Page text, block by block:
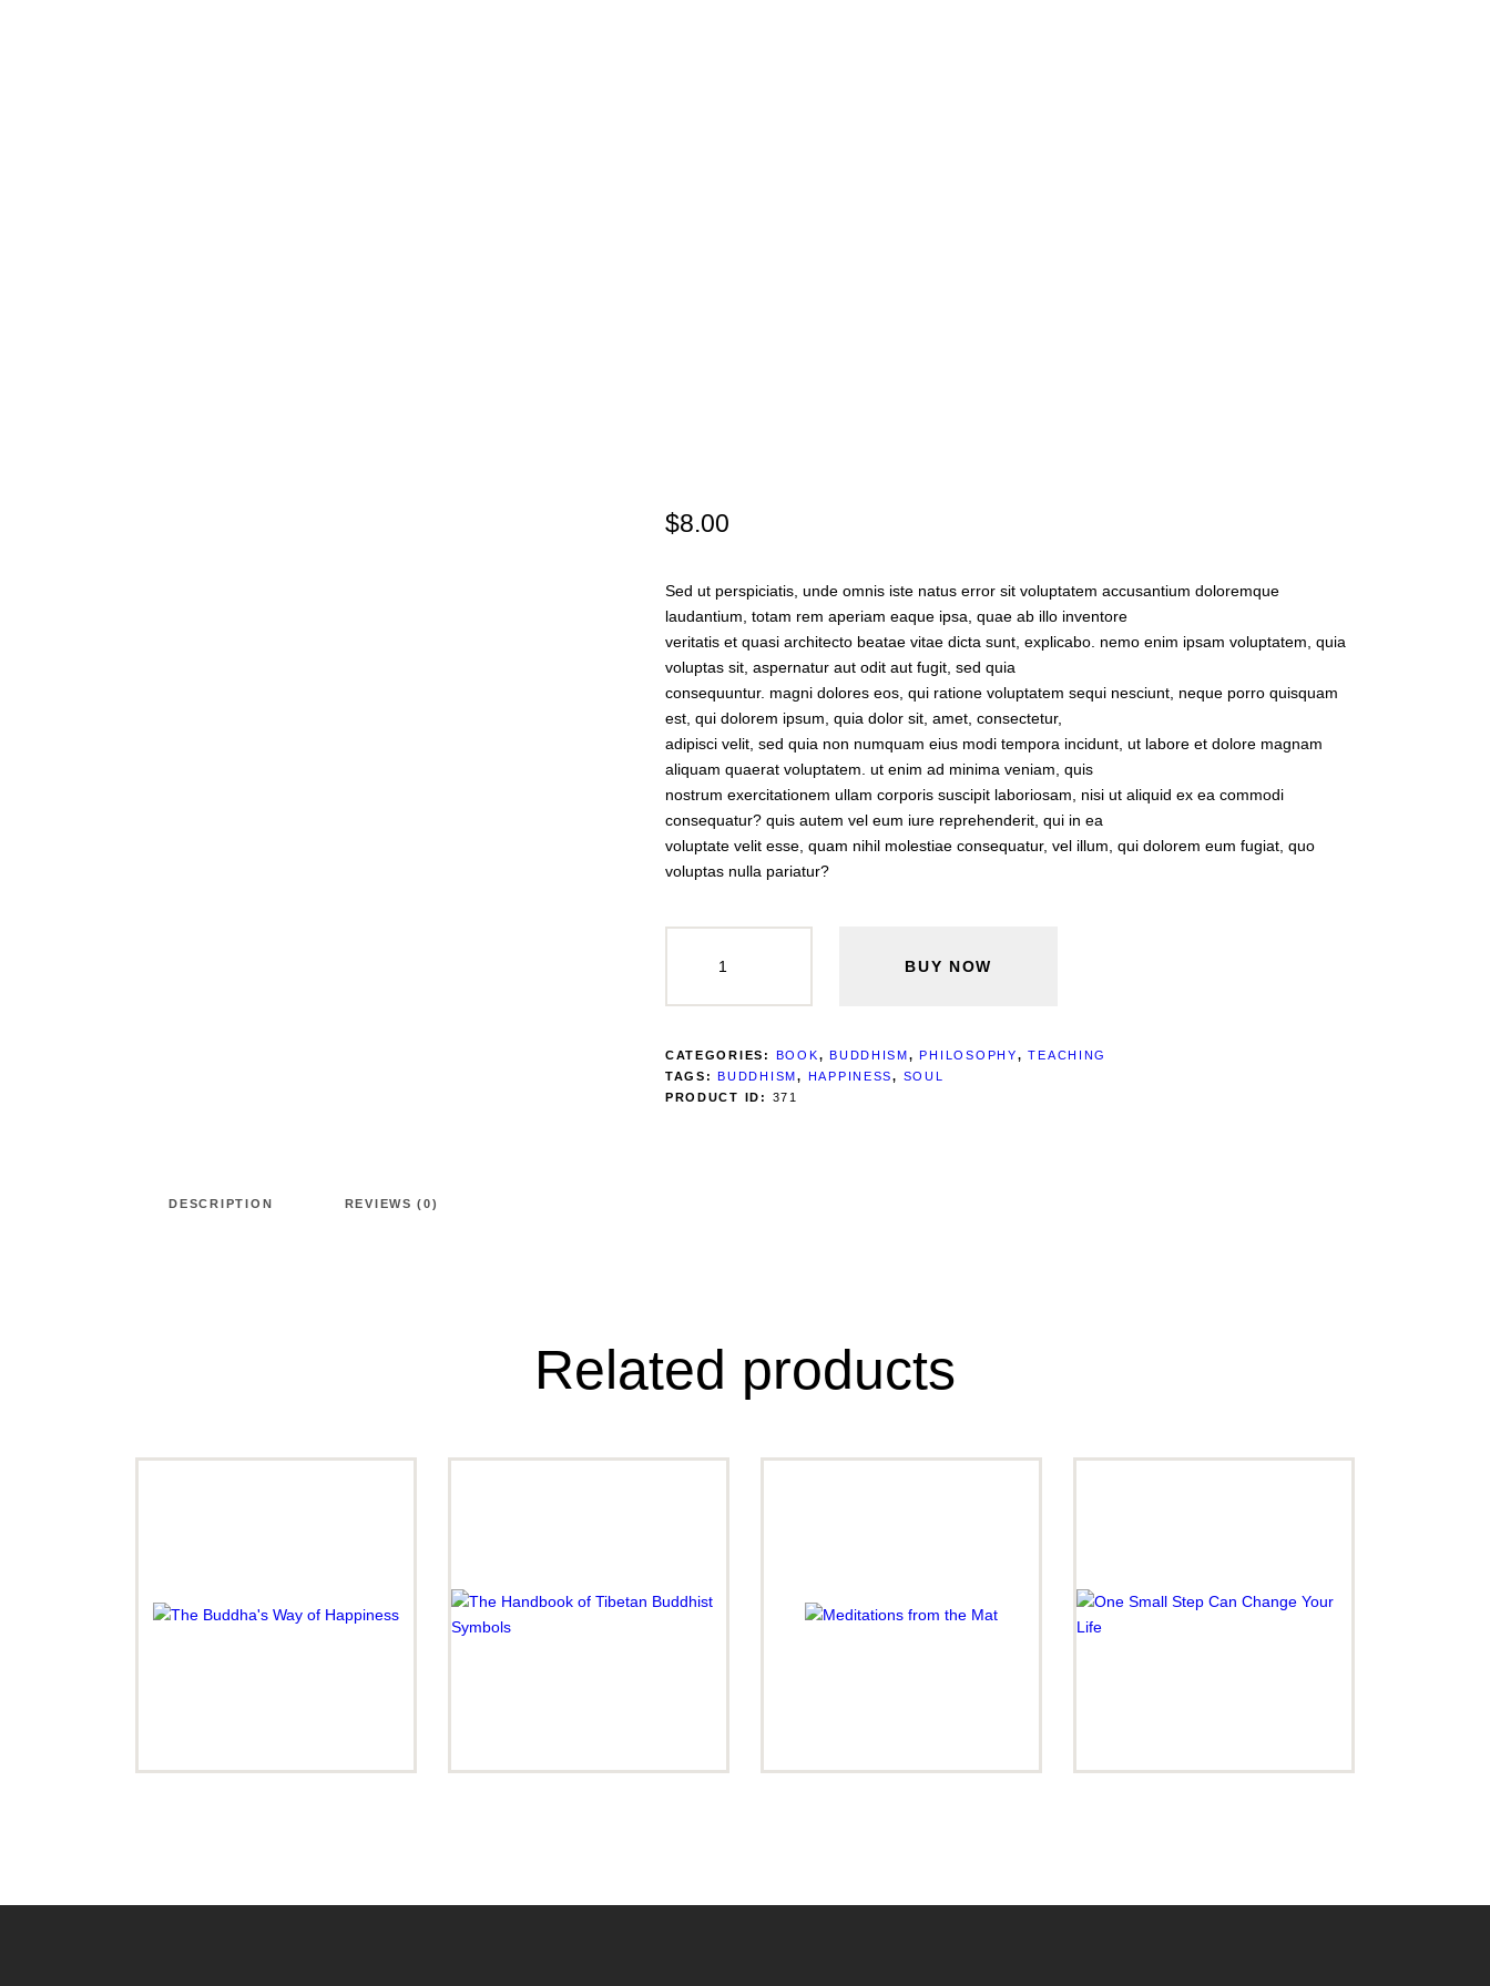
$8.00
Sed ut perspiciatis, unde omnis iste natus error sit voluptatem accusantium doloremque
laudantium, totam rem aperiam eaque ipsa, quae ab illo inventore
veritatis et quasi architecto beatae vitae dicta sunt, explicabo. nemo enim ipsam voluptatem, quia
voluptas sit, aspernatur aut odit aut fugit, sed quia
consequuntur. magni dolores eos, qui ratione voluptatem sequi nesciunt, neque porro quisquam
est, qui dolorem ipsum, quia dolor sit, amet, consectetur,
adipisci velit, sed quia non numquam eius modi tempora incidunt, ut labore et dolore magnam
aliquam quaerat voluptatem. ut enim ad minima veniam, quis
nostrum exercitationem ullam corporis suscipit laboriosam, nisi ut aliquid ex ea commodi
consequatur? quis autem vel eum iure reprehenderit, qui in ea
voluptate velit esse, quam nihil molestiae consequatur, vel illum, qui dolorem eum fugiat, quo
voluptas nulla pariatur?
BUY NOW
CATEGORIES: BOOK,BUDDHISM,PHILOSOPHY,TEACHING
TAGS:BUDDHISM, HAPPINESS, SOUL
PRODUCT ID: 371
DESCRIPTION REVIEWS (0)
Related products